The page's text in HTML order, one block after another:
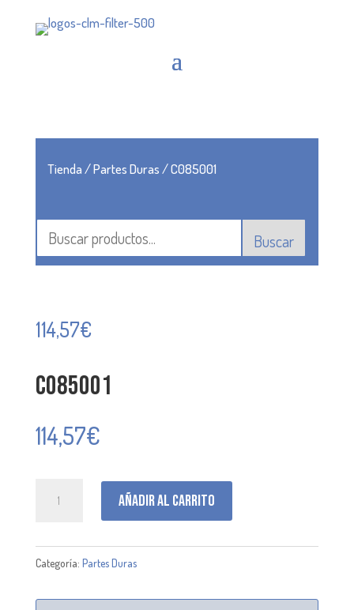
Tienda/Partes Duras/ C085001
Buscar
114,57€
C085001
114,57€
Añadir al carrito
Categoría: Partes Duras